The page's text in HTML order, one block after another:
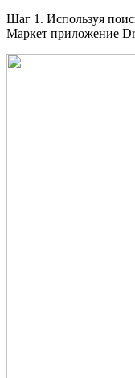
Шаг 1. Используя
Маркет приложение